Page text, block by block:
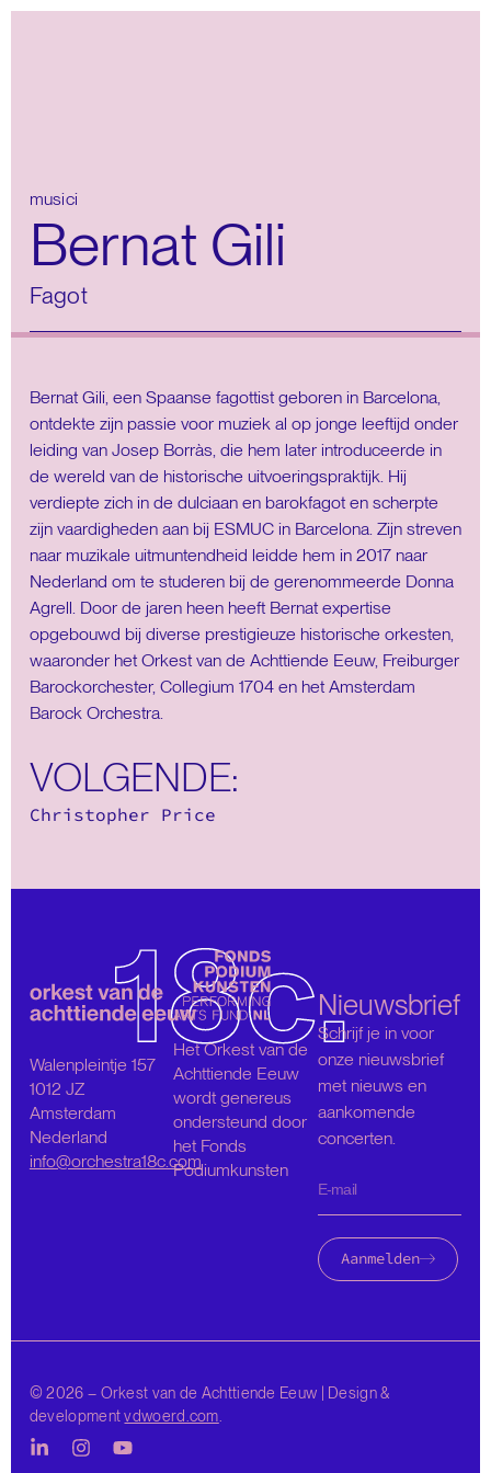
musici
Bernat Gili
Fagot
Bernat Gili, een Spaanse fagottist geboren in Barcelona, ​​
ontdekte zijn passie voor muziek al op jonge leeftijd onder
leiding van Josep Borràs, die hem later introduceerde in
de wereld van de historische uitvoeringspraktijk. Hij
verdiepte zich in de dulciaan en barokfagot en scherpte
zijn vaardigheden aan bij ESMUC in Barcelona. Zijn streven
naar muzikale uitmuntendheid leidde hem in 2017 naar
Nederland om te studeren bij de gerenommeerde Donna
Agrell. Door de jaren heen heeft Bernat expertise
opgebouwd bij diverse prestigieuze historische orkesten,
waaronder het Orkest van de Achttiende Eeuw, Freiburger
Barockorchester, Collegium 1704 en het Amsterdam
Barock Orchestra.
VOLGENDE:
Christopher Price
Walenpleintje 157
1012 JZ
Amsterdam
Nederland
info@orchestra18c.com
Het Orkest van de
Achttiende Eeuw
wordt genereus
ondersteund door
het Fonds
Podiumkunsten
Nieuwsbrief
Schrijf je in voor
onze nieuwsbrief
met nieuws en
aankomende
concerten.
Aanmelden
© 2026 – Orkest van de Achttiende Eeuw | Design &
developmentvdwoerd.com